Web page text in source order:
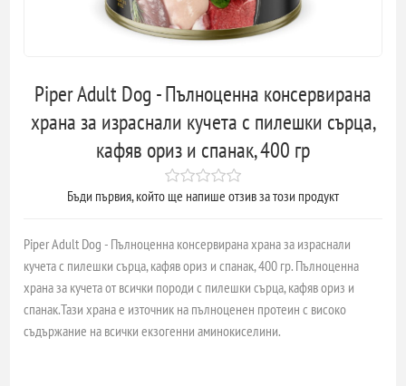
Piper Adult Dog - Пълноценна консервирана
храна за израснали кучета с пилешки сърца,
кафяв ориз и спанак, 400 гр
Бъди първия, който ще напише отзив за този продукт
Piper Adult Dog - Пълноценна консервирана храна за израснали
кучета с пилешки сърца, кафяв ориз и спанак, 400 гр. Пълноценна
храна за кучета от всички породи с пилешки сърца, кафяв ориз и
спанак.Тази храна е източник на пълноценен протеин с високо
съдържание на всички екзогенни аминокиселини.